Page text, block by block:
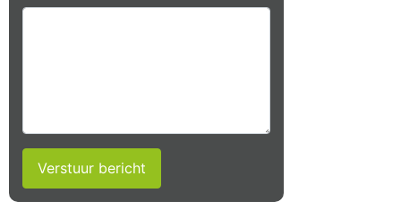
Verstuur bericht